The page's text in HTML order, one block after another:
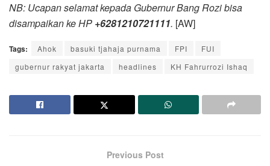
NB: Ucapan selamat kepada Gubernur Bang Rozibisa
disampaikan ke HP +6281210721111. [AW]
Tags: Ahok basuki tjahaja purnama FPI
FUI
gubernur rakyat jakarta
headlines KH Fahrurrozi Ishaq
Previous Post